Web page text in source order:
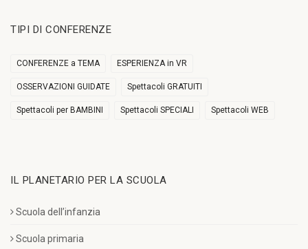
TIPI DI CONFERENZE
CONFERENZE a TEMA ESPERIENZA in VR
OSSERVAZIONI GUIDATE Spettacoli GRATUITI
Spettacoli per BAMBINI Spettacoli SPECIALI Spettacoli WEB
IL PLANETARIO PER LA SCUOLA
Scuola dell’infanzia
Scuola primaria